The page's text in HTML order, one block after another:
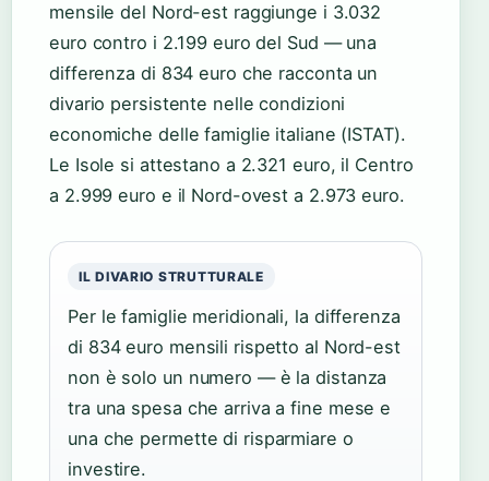
mensile del Nord-est raggiunge i 3.032
euro contro i 2.199 euro del Sud — una
differenza di 834 euro che racconta un
divario persistente nelle condizioni
economiche delle famiglie italiane (ISTAT).
Le Isole si attestano a 2.321 euro, il Centro
a 2.999 euro e il Nord-ovest a 2.973 euro.
IL DIVARIO STRUTTURALE
Per le famiglie meridionali, la differenza
di 834 euro mensili rispetto al Nord-est
non è solo un numero — è la distanza
tra una spesa che arriva a fine mese e
una che permette di risparmiare o
investire.